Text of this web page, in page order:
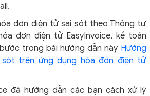
đơn điện tử sai sót theo Thông tư
đơn điện tử EasyInvoice, kế toán
trong bài hướng dẫn này Hướng
trên ứng dụng hóa đơn điện tử
đã hướng dẫn các bạn cách xử lý